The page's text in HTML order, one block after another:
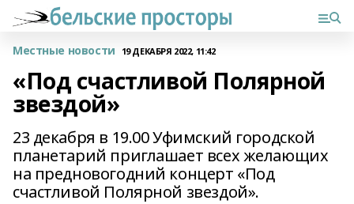
Местные новости 19 ДЕКАБРЯ 2022, 11:42
«Под счастливой Полярной
звездой»
23 декабря в 19.00 Уфимский городской
планетарий приглашает всех желающих
на предновогодний концерт «Под
счастливой Полярной звездой».